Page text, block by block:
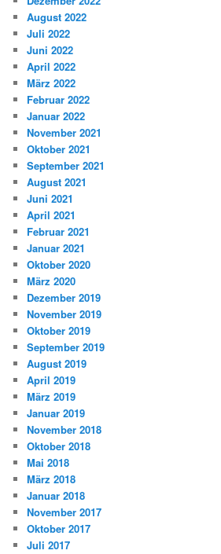
August 2022
Juli 2022
Juni 2022
April 2022
März 2022
Februar 2022
Januar 2022
November 2021
Oktober 2021
September 2021
August 2021
Juni 2021
April 2021
Februar 2021
Januar 2021
Oktober 2020
März 2020
Dezember 2019
November 2019
Oktober 2019
September 2019
August 2019
April 2019
März 2019
Januar 2019
November 2018
Oktober 2018
Mai 2018
März 2018
Januar 2018
November 2017
Oktober 2017
Juli 2017